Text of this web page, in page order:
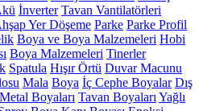
İnverter Tavan Vantilatörleri
Yer Döşeme Parke Parke Profil
Boya ve Boya Malzemeleri Hobi
Boya Malzemeleri Tinerler
Spatula Hışır Örtü Duvar Macunu
Mala Boya İç Cephe Boyalar Dış
Metal Boyaları Tavan Boyaları Yağlı